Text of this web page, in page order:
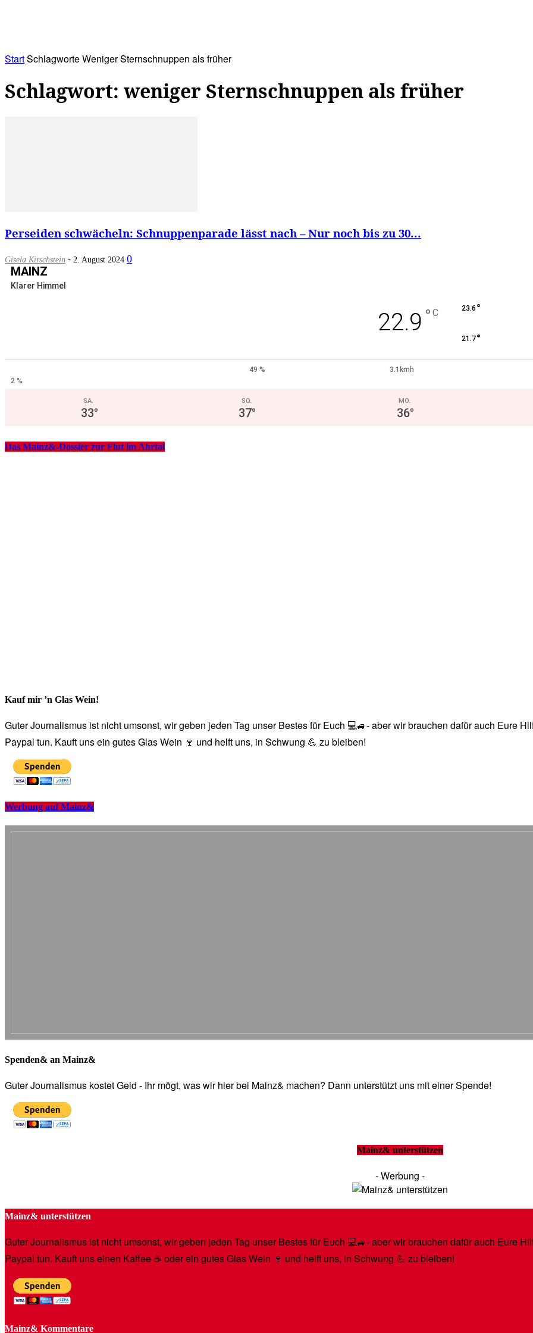
StartSchlagworteWeniger Sternschnuppen als früher
Schlagwort: weniger Sternschnuppen als früher
Perseiden schwächeln: Schnuppenparade lässt nach – Nur noch bis zu 30...
Gisela Kirschstein - 2. August 2024 0
MAINZ
Klarer Himmel
22.9 ° C 23.6 °
21.7°
49 %
3.1kmh
2 %
SA.
33°
SO.
37°
MO.
36°
Das Mainz&-Dossier zur Flut im Ahrtal
Kauf mir ’n Glas Wein!
Guter Journalismus ist nicht umsonst, wir geben jeden Tag unser Bestes für Euch 💻🚙- aber wir brauchen dafür auch Eure
Paypal tun. Kauft uns ein gutes Glas Wein 🍷 und helft uns, in Schwung 💪 zu bleiben!
Werbung auf Mainz&
Spenden& an Mainz&
Guter Journalismus kostet Geld - Ihr mögt, was wir hier bei Mainz& machen? Dann unterstützt uns mit einer Spende!
Mainz& unterstützen
- Werbung -
Mainz& unterstützen
Guter Journalismus ist nicht umsonst, wir geben jeden Tag unser Bestes für Euch 💻🚙- aber wir brauchen dafür auch Eure
Paypal tun. Kauft uns einen Kaffee ☕️ oder ein gutes Glas Wein 🍷 und helft uns, in Schwung 💪 zu bleiben!
Mainz& Kommentare